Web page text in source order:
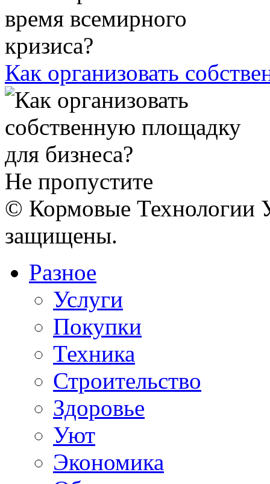
Как организовать
Не пропустите
© Кормовые Технологии
защищены.
Разное
Услуги
Покупки
Техника
Строительство
Здоровье
Уют
Экономика